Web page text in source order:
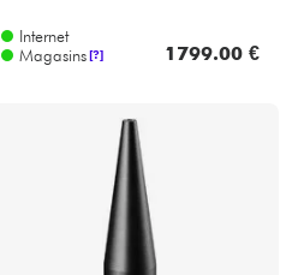
Internet
Magasins [?] 1799.00 €